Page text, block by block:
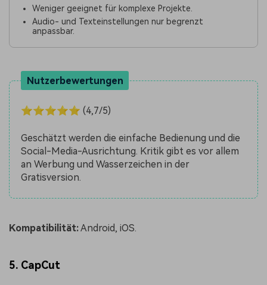
Weniger geeignet für komplexe Projekte.
Audio- und Texteinstellungen nur begrenzt
anpassbar.
Nutzerbewertungen
⭐⭐⭐⭐⭐ (4,7/5)
Geschätzt werden die einfache Bedienung und die
Social-Media-Ausrichtung. Kritik gibt es vor allem
an Werbung und Wasserzeichen in der
Gratisversion.
Kompatibilität:Android, iOS.
5. CapCut